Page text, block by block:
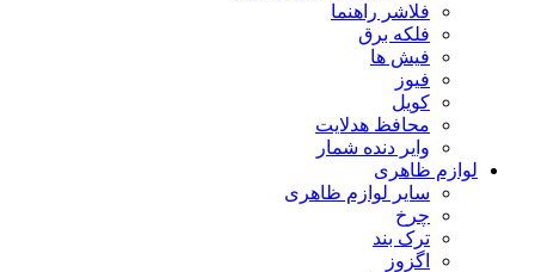
فلاشر راهنما
فلکه برق
فیش ها
فیوز
کویل
محافظ هدلایت
وایر دنده شمار
لوازم ظاهری
سایر لوازم ظاهری
چرخ
ترک بند
اگزوز